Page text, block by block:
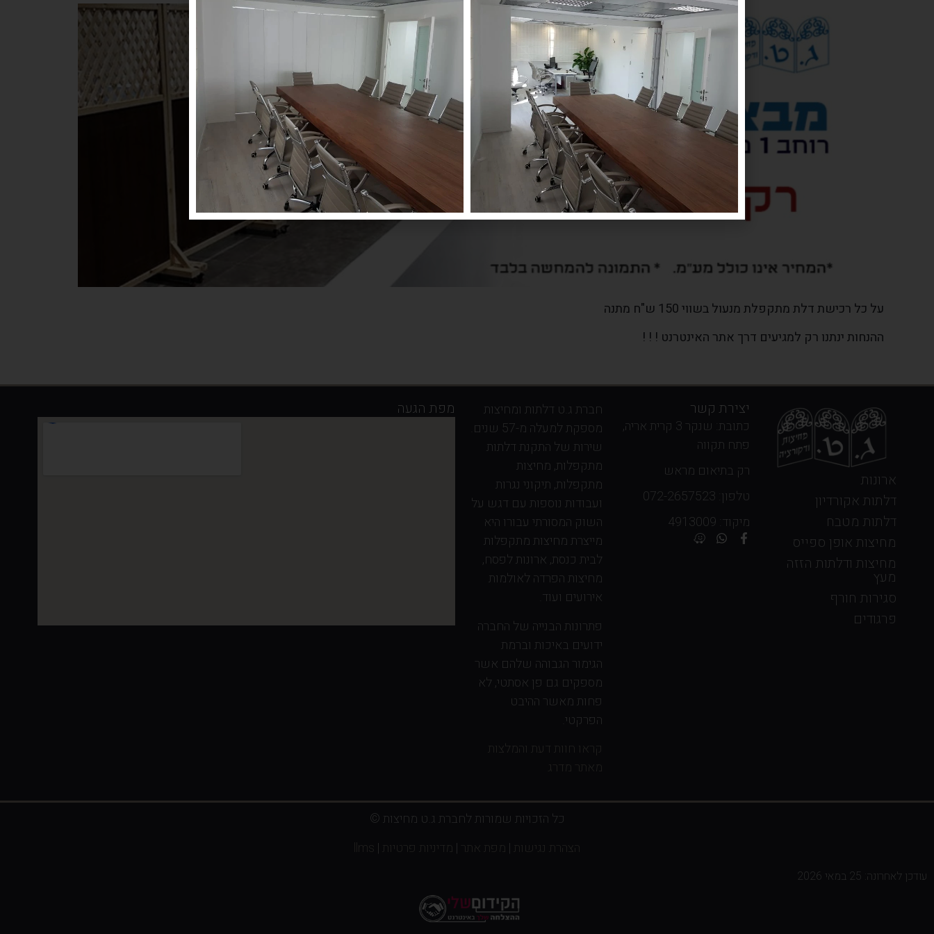
על כל רכישת דלת מתקפלת מנעול בשווי 150 ש"ח מתנה
ההנחות ינתנו רק למגיעים דרך אתר האינטרנט ! ! !
ארונות
דלתות אקורדיון
דלתות מטבח
מחיצות אופן ספייס
מחיצות ודלתות הזזה
מעץ
סגירות חורף
פרגודים
יצירת קשר
כתובת: שנקר 3 קרית אריה,
פתח תקווה
רק בתיאום מראש
טלפון: 072-2657523
מיקוד: 4913009
מפת הגעה
חברת ג.ט דלתות ומחיצות
מספקת למעלה מ-57 שנים.
שירות של התקנת דלתות
מתקפלות, מחיצות
מתקפלות, תיקוני נגרות
ועבודות נוספות עם דגש על
השוק המסורתי עבורו היא
מייצרת מחיצות מתקפלות
לבית כנסת, ארונות לפסח,
מחיצות הפרדה לאולמות
אירועים ועוד.
פתרונות הבנייה של החברה
ידועים באיכות וברמת
הגימור הגבוהה שלהם אשר
מספקים גם פן אסתטי, לא
פחות מאשר ההיבט
הפרקטי.
קראו חוות דעת והמלצות
מאתר מדרג
כל הזכויות שמורות לחברת ג.ט מחיצות ©
הצהרת נגישות | מפת אתר | מדיניות פרטיות |
llms
עודכן לאחרונה: 25 במאי 2026